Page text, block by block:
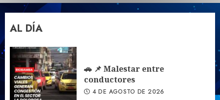
AL DÍA
🚗 📌 Malestar entre
conductores
4 DE AGOSTO DE 2026